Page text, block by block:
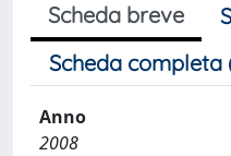
Scheda breve
Scheda completa
Anno
2008